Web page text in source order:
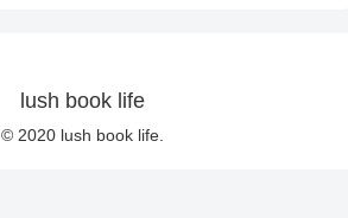
lush book life
© 2020 lush book life.